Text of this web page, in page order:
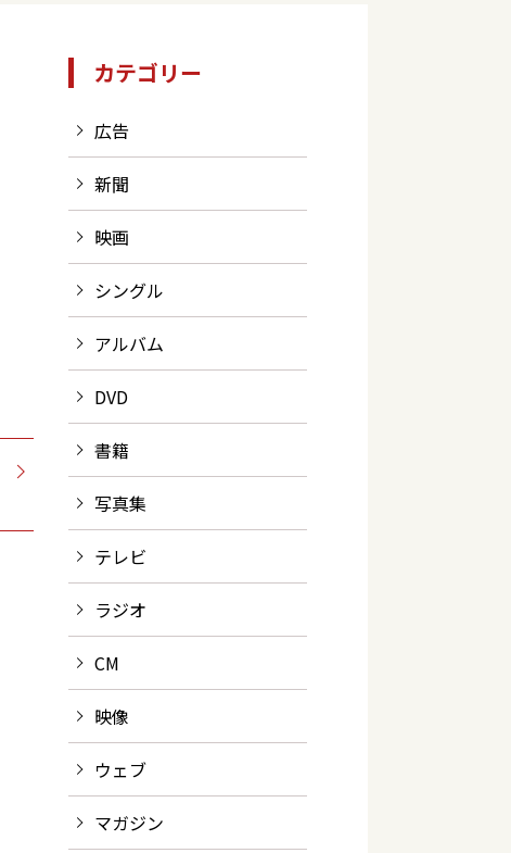
カテゴリー
広告
新聞
映画
シングル
アルバム
DVD
書籍
写真集
テレビ
ラジオ
CM
映像
ウェブ
マガジン